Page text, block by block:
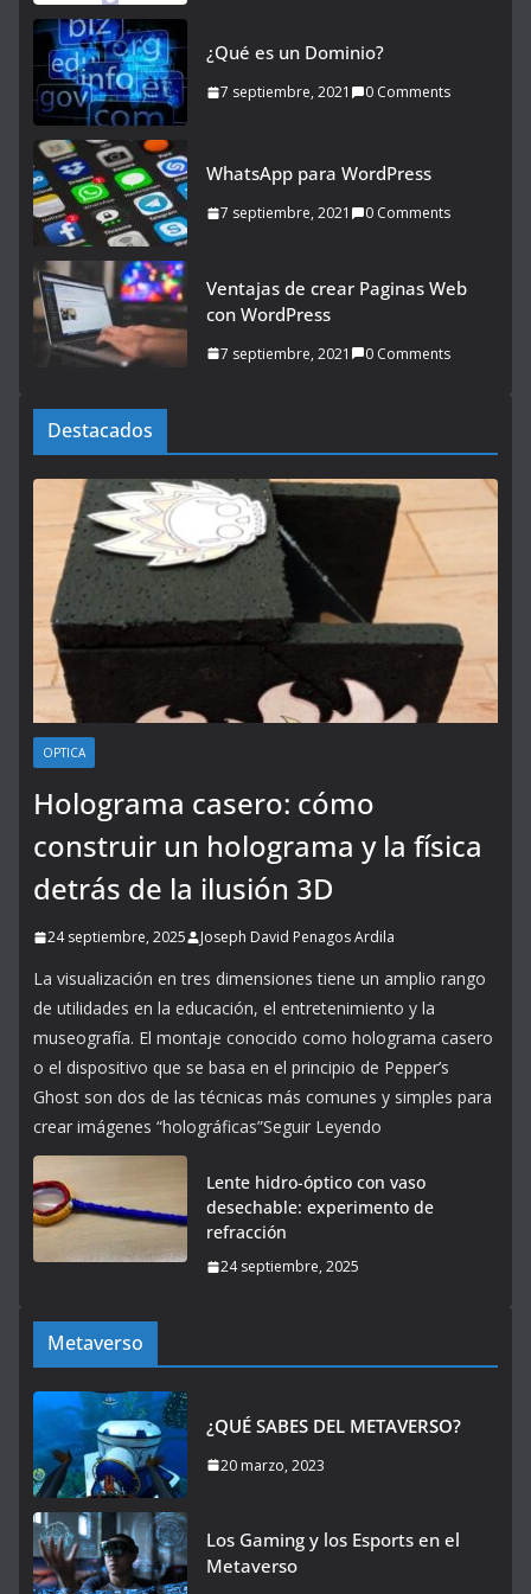
¿Qué es un Dominio?
7 septiembre, 2021 0 Comments
WhatsApp para WordPress
7 septiembre, 2021 0 Comments
Ventajas de crear Paginas Web
con WordPress
7 septiembre, 2021 0 Comments
Destacados
OPTICA
Holograma casero: cómo
construir un holograma y la física
detrás de la ilusión 3D
24 septiembre, 2025 Joseph David Penagos Ardila
La visualización en tres dimensiones tiene un amplio rango
de utilidades en la educación, el entretenimiento y la
museografía. El montaje conocido como holograma casero
o el dispositivo que se basa en el principio de Pepper’s
Ghost son dos de las técnicas más comunes y simples para
crear imágenes “holográficas”Seguir Leyendo
Lente hidro-óptico con vaso
desechable: experimento de
refracción
24 septiembre, 2025
Metaverso
¿QUÉ SABES DEL METAVERSO?
20 marzo, 2023
Los Gaming y los Esports en el
Metaverso